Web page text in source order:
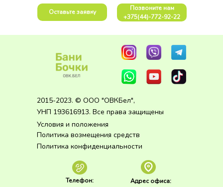
Позвоните нам
+375(44)-772-92-22
Оставьте заявку
2015-2023. © ООО "ОВКБел",
УНП 193616913. Все права защищены
Условия и положения
Политика конфиденциальности
Политика возмещения средств
Адрес офиса:
Телефон: